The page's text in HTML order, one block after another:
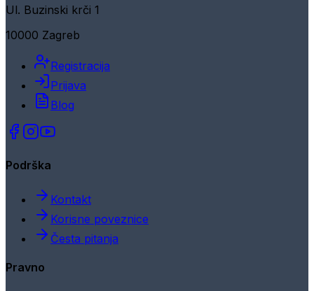
Ul. Buzinski krči 1
10000 Zagreb
Registracija
Prijava
Blog
Podrška
Kontakt
Korisne poveznice
Česta pitanja
Pravno